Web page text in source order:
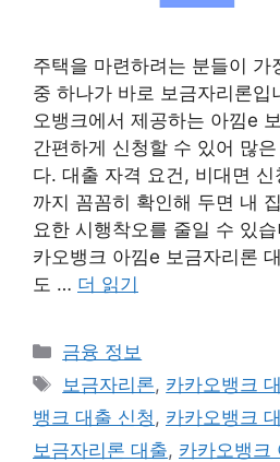
주택을 마련하려는 분들이 가
중 하나가 바로 보금자리론입
오뱅크에서 제공하는 아낌e
간편하게 신청할 수 있어 많
다. 대출 자격 요건, 비대면
까지 꼼꼼히 확인해 두면 내
요한 시행착오를 줄일 수 있
카오뱅크 아낌e 보금자리론
도 … 더 읽기
카
테
리
금융 정보
태
그
보금자리론, 카카오뱅크
뱅크 대출 신청 , 카카오뱅크
보금자리론 대출, 카카오뱅크